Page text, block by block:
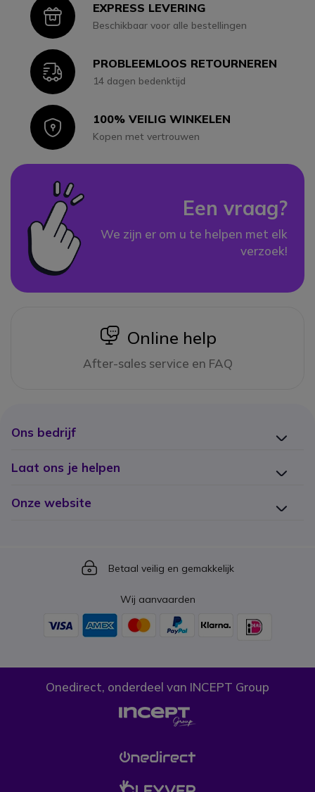
IconEXPRESS LEVERING
Beschikbaar voor alle bestellingen
IconPROBLEEMLOOS RETOURNEREN
14 dagen bedenktijd
Icon100% VEILIG WINKELEN
Kopen met vertrouwen
Een vraag?
We zijn er om u te helpen met elk
verzoek!
icon
Online help
After-sales service en FAQ
Ons bedrijf
Laat ons je helpen
Onze website
Icon
Betaal veilig en gemakkelijk
Wij aanvaarden
Onedirect, onderdeel van INCEPT Group